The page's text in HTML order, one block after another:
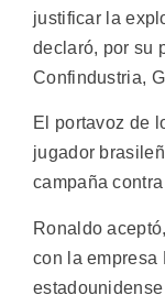
justificar la
declaró, por su
Confindustria,
El portavoz de
jugador
campaña
Ronaldo
con la empresa